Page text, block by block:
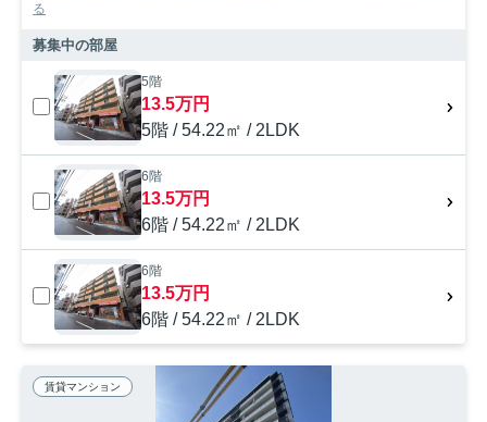
る
募集中の部屋
5階
13.5万円
5階 / 54.22㎡ / 2LDK
6階
13.5万円
6階 / 54.22㎡ / 2LDK
6階
13.5万円
6階 / 54.22㎡ / 2LDK
賃貸マンション